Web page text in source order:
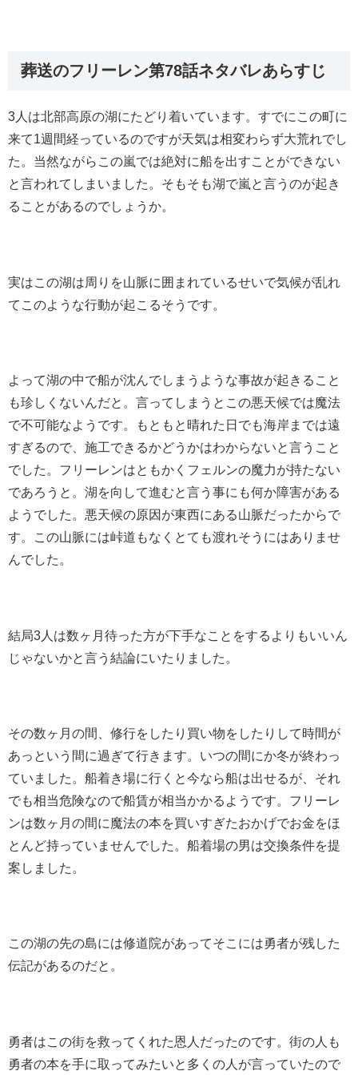
葬送のフリーレン第78話ネタバレあらすじ
3人は北部高原の湖にたどり着いています。すでにこの町に
来て1週間経っているのですが天気は相変わらず大荒れでし
た。当然ながらこの嵐では絶対に船を出すことができない
と言われてしまいました。そもそも湖で嵐と言うのが起き
ることがあるのでしょうか。
実はこの湖は周りを山脈に囲まれているせいで気候が乱れ
てこのような行動が起こるそうです。
よって湖の中で船が沈んでしまうような事故が起きること
も珍しくないんだと。言ってしまうとこの悪天候では魔法
で不可能なようです。もともと晴れた日でも海岸までは遠
すぎるので、施工できるかどうかはわからないと言うこと
でした。フリーレンはともかくフェルンの魔力が持たない
であろうと。湖を向して進むと言う事にも何か障害がある
ようでした。悪天候の原因が東西にある山脈だったからで
す。この山脈には峠道もなくとても渡れそうにはありませ
んでした。
結局3人は数ヶ月待った方が下手なことをするよりもいいん
じゃないかと言う結論にいたりました。
その数ヶ月の間、修行をしたり買い物をしたりして時間が
あっという間に過ぎて行きます。いつの間にか冬が終わっ
ていました。船着き場に行くと今なら船は出せるが、それ
でも相当危険なので船賃が相当かかるようです。フリーレ
ンは数ヶ月の間に魔法の本を買いすぎたおかげでお金をほ
とんど持っていませんでした。船着場の男は交換条件を提
案しました。
この湖の先の島には修道院があってそこには勇者が残した
伝記があるのだと。
勇者はこの街を救ってくれた恩人だったのです。街の人も
勇者の本を手に取ってみたいと多くの人が言っていたので